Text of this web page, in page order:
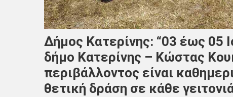
Δήμος Κατερίνης: “03 έως 05
δήμο Κατερίνης – Κώστας
περιβάλλοντος είναι
θετική δράση σε κάθε